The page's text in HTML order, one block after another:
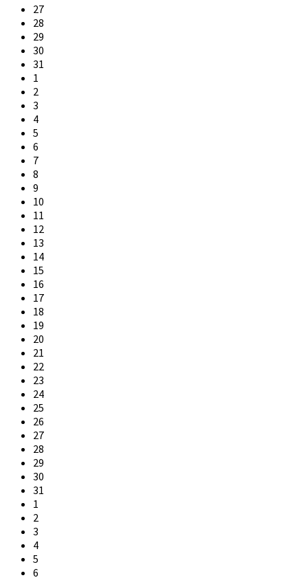
Skip
calendar
days
27
28
29
30
31
1
2
3
4
5
6
7
8
9
10
11
12
13
14
15
16
17
18
19
20
21
22
23
24
25
26
27
28
29
30
31
1
2
3
4
5
6